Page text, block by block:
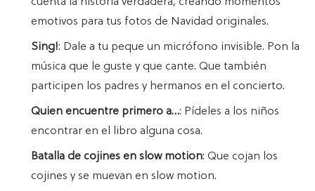
emotivos para tus fotos de Navidad originales.
Sing!: Dale a tu peque un micrófono invisible. Pon la
música que le guste y que cante. Que también
participen los padres y hermanos en el concierto.
Quien encuentre primero a…: Pídeles a los niños
encontrar en el libro alguna cosa.
Batalla de cojines en slow motion: Que cojan los
cojines y se muevan en slow motion.